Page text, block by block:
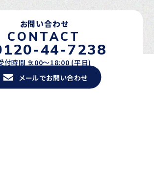
お問い合わせ
CONTACT
44-7238
付時間 9:00〜18:00 (平日)
メールでお問い合わせ